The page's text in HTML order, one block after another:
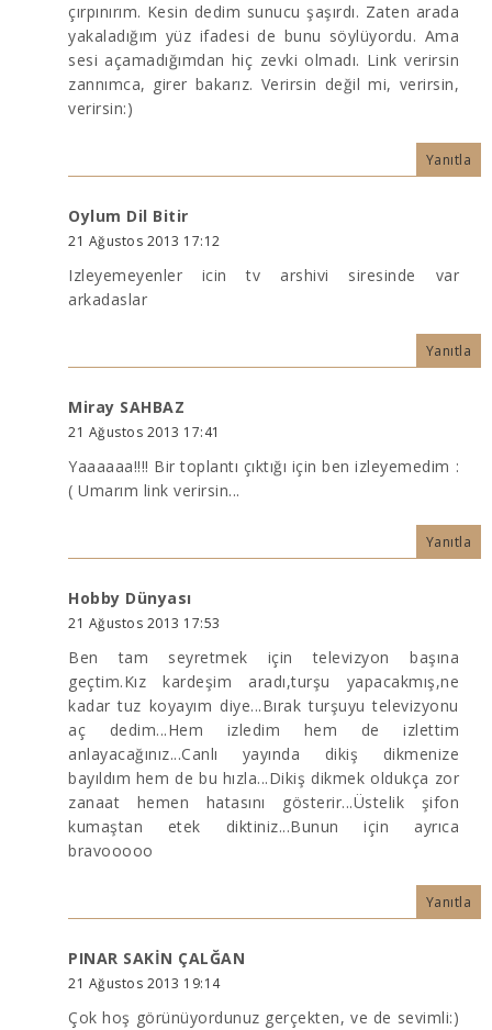
çırpınırım. Kesin dedim sunucu şaşırdı. Zaten arada
yakaladığım yüz ifadesi de bunu söylüyordu. Ama
sesi açamadığımdan hiç zevki olmadı. Link verirsin
zannımca, girer bakarız. Verirsin değil mi, verirsin,
verirsin:)
Yanıtla
Oylum Dil Bitir
21 Ağustos 2013 17:12
Izleyemeyenler icin tv arshivi siresinde var
arkadaslar
Yanıtla
Miray SAHBAZ
21 Ağustos 2013 17:41
Yaaaaaa!!!! Bir toplantı çıktığı için ben izleyemedim :
( Umarım link verirsin...
Yanıtla
Hobby Dünyası
21 Ağustos 2013 17:53
Ben tam seyretmek için televizyon başına
geçtim.Kız kardeşim aradı,turşu yapacakmış,ne
kadar tuz koyayım diye...Bırak turşuyu televizyonu
aç dedim...Hem izledim hem de izlettim
anlayacağınız...Canlı yayında dikiş dikmenize
bayıldım hem de bu hızla...Dikiş dikmek oldukça zor
zanaat hemen hatasını gösterir...Üstelik şifon
kumaştan etek diktiniz...Bunun için ayrıca
bravooooo
Yanıtla
PINAR SAKİN ÇALĞAN
21 Ağustos 2013 19:14
Çok hoş görünüyordunuz gerçekten, ve de sevimli:)